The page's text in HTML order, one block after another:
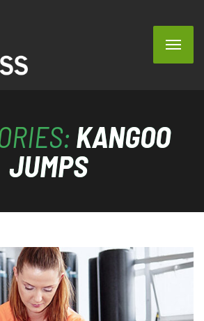
KANGOO
JUMPS